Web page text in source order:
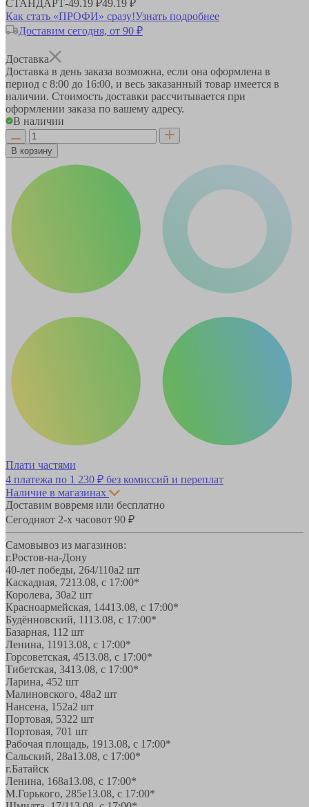
СТАНДАРТ-49.19 ₽49.19 ₽
Как стать «ПРОФИ» сразу!Узнать подробнее
Доставим сегодня, от 90 ₽
Доставка
Доставка в день заказа возможна, если она оформлена в
период с 8:00 до 16:00, и весь заказанный товар имеется в
наличии. Стоимость доставки рассчитывается при
оформлении заказа по вашему адресу.
В наличии
В корзину
Плати частями
4 платежа по 1 230 ₽ без комиссий и переплат
Наличие в магазинах
Доставим вовремя или бесплатно
Сегодняот 2-х часовот 90 ₽
Самовывоз из магазинов:
г.Ростов-на-Дону
40-лет победы, 264/110а2 шт
Каскадная, 7213.08, с 17:00*
Королева, 30а2 шт
Красноармейская, 14413.08, с 17:00*
Будённовский, 1113.08, с 17:00*
Базарная, 11 2 шт
Ленина, 11913.08, с 17:00*
Горсоветская, 4513.08, с 17:00*
Тибетская, 3413.08, с 17:00*
Ларина, 452 шт
Малиновского, 48а2 шт
Нансена, 152а2 шт
Портовая, 5322 шт
Портовая, 701 шт
Рабочая площадь, 1913.08, с 17:00*
Сальский, 28a13.08, с 17:00*
г.Батайск
Ленина, 168а13.08, с 17:00*
М.Горького, 285е13.08, с 17:00*